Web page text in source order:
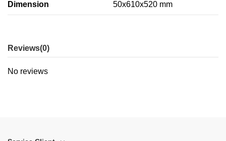
Dimension 50x610x520 mm
Reviews(0)
No reviews